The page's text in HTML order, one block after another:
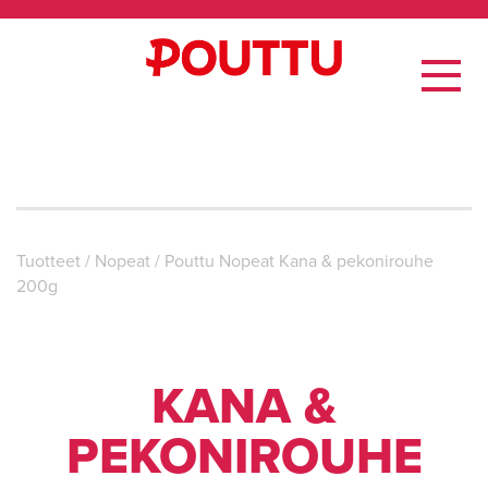
Tuotteet/ Nopeat/ Pouttu Nopeat Kana & pekonirouhe
200g
KANA &
PEKONIROUHE